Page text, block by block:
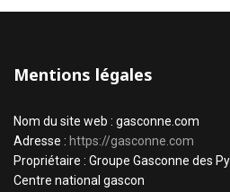
Mentions légales
Nom du site web : gasconne.com
Adresse : https://gasconne.com
Propriétaire : Groupe Gasconne des
Centre national gascon